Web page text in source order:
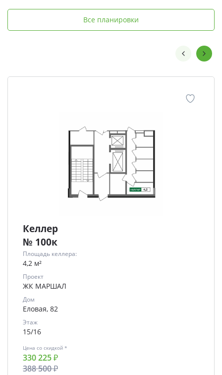
Все планировки
Келлер
№ 100к
Площадь келлера:
4,2 м²
Проект
ЖК МАРШАЛ
Дом
Еловая, 82
Этаж
15/16
Цена со скидкой *
330 225 ₽
388 500 ₽